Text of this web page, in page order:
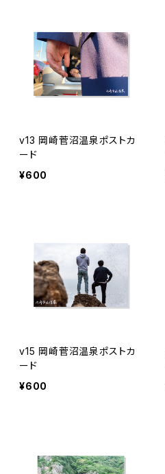
v13 岡崎菅沼温泉ポストカ
ード
¥600
v15 岡崎菅沼温泉ポストカ
ード
¥600